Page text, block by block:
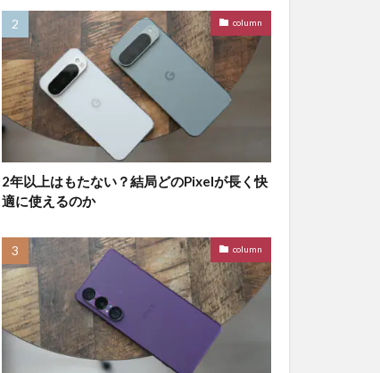
column
2年以上はもたない？結局どのPixelが長く快
適に使えるのか
column